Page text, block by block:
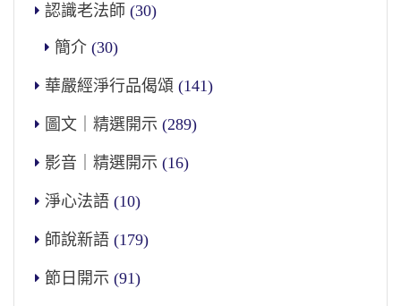
認識老法師 (30)
簡介 (30)
華嚴經淨行品偈頌 (141)
圖文｜精選開示 (289)
影音｜精選開示 (16)
淨心法語 (10)
師說新語 (179)
節日開示 (91)